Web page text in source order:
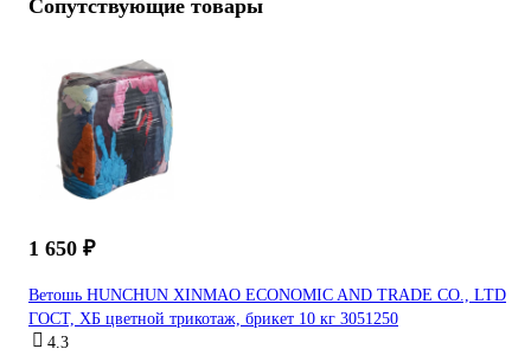
Сопутствующие товары
1 650 ₽
Ветошь HUNCHUN XINMAO ECONOMIC AND TRADE CO., LTD
ГОСТ, ХБ цветной трикотаж, брикет 10 кг 3051250
4.3